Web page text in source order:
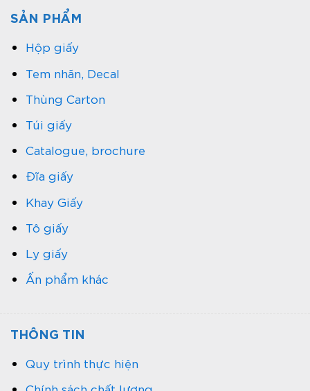
SẢN PHẨM
Hộp giấy
Tem nhãn, Decal
Thùng Carton
Túi giấy
Catalogue, brochure
Đĩa giấy
Khay Giấy
Tô giấy
Ly giấy
Ấn phẩm khác
THÔNG TIN
Quy trình thực hiện